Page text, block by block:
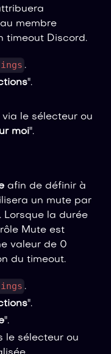
membre
timeout Discord.
.
".
le sélecteur ou
moi".
afin de définir à
un mute par
Lorsque la durée
Mute est
valeur de 0
du timeout.
.
".
".
le sélecteur ou